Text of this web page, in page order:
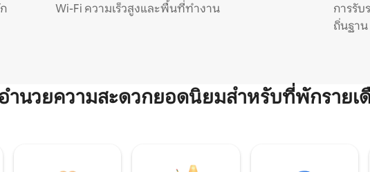
Wi-Fi ความเร็วสูงและพื้นที่ทำงาน
การรั
ถิ่นฐาน
ำนวยความสะดวกยอดนิยมสำหรับที่พักรายเ